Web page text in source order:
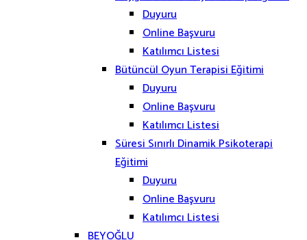
Duyuru
Online Başvuru
Katılımcı Listesi
Bütüncül Oyun Terapisi Eğitimi
Duyuru
Online Başvuru
Katılımcı Listesi
Süresi Sınırlı Dinamik Psikoterapi
Eğitimi
Duyuru
Online Başvuru
Katılımcı Listesi
BEYOĞLU